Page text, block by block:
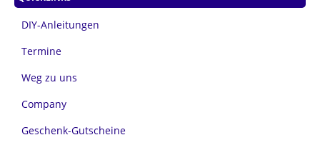
DIY-Anleitungen
Termine
Weg zu uns
Company
Geschenk-Gutscheine